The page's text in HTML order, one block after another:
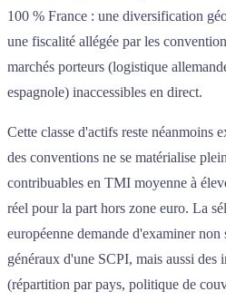
100 % France : une diversification
une fiscalité allégée par les
marchés porteurs (logistique
espagnole) inaccessibles en direct.
Cette classe d'actifs reste néanmoins
des conventions ne se matérialise
contribuables en TMI moyenne à
réel pour la part hors zone euro. La
européenne demande d'examiner non
généraux d'une SCPI, mais aussi des
(répartition par pays, politique de